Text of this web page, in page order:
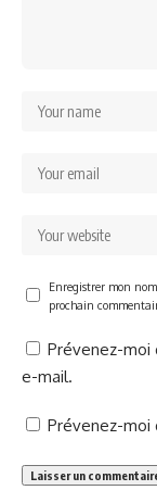
Enregistrer mon
prochain
Prévenez-moi
e-mail.
Prévenez-moi